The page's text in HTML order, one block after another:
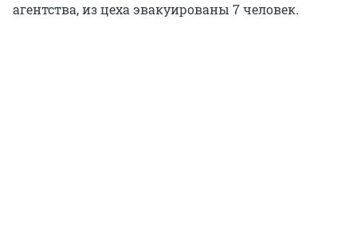
агентства, из цеха эвакуированы 7 человек.